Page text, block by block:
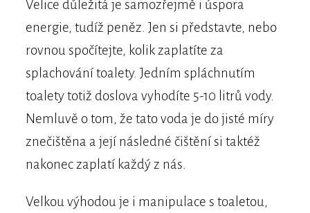
Velice důležitá je samozřejmě i úspora
energie, tudíž peněz. Jen si představte, nebo
rovnou spočítejte, kolik zaplatíte za
splachování toalety. Jedním spláchnutím
toalety totiž doslova vyhodíte 5-10 litrů vody.
Nemluvě o tom, že tato voda je do jisté míry
znečištěna a její následné čištění si taktéž
nakonec zaplatí každý z nás.
Velkou výhodou je i manipulace s toaletou,